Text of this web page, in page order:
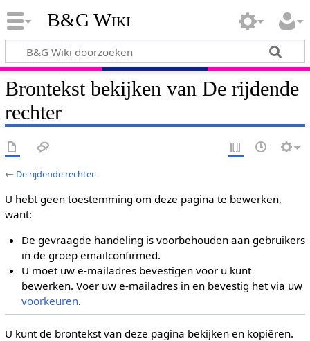
B&G Wiki
Brontekst bekijken van De rijdende
rechter
← De rijdende rechter
U hebt geen toestemming om deze pagina te bewerken,
want:
De gevraagde handeling is voorbehouden aan gebruikers
in de groep emailconfirmed.
U moet uw e-mailadres bevestigen voor u kunt
bewerken. Voer uw e-mailadres in en bevestig het via uw
voorkeuren.
U kunt de brontekst van deze pagina bekijken en kopiëren.